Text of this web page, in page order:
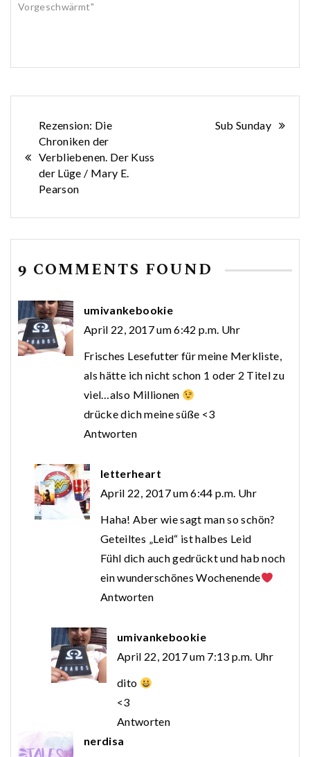
Vorgeschwärmt"
Beitragsnavigation
Rezension: Die
Chroniken der
Verbliebenen. Der Kuss
der Lüge / Mary E.
Pearson
Sub Sunday
9 COMMENTS FOUND
umivankebookie
April 22, 2017 um 6:42 p.m. Uhr
Frisches Lesefutter für meine Merkliste,
als hätte ich nicht schon 1 oder 2 Titel zu
viel…also Millionen
drücke dich meine süße <3
Antworten
letterheart
April 22, 2017 um 6:44 p.m. Uhr
Haha! Aber wie sagt man so schön?
Geteiltes „Leid“ ist halbes Leid
Fühl dich auch gedrückt und hab noch
ein wunderschönes Wochenende
Antworten
umivankebookie
April 22, 2017 um 7:13 p.m. Uhr
dito
<3
Antworten
nerdisa